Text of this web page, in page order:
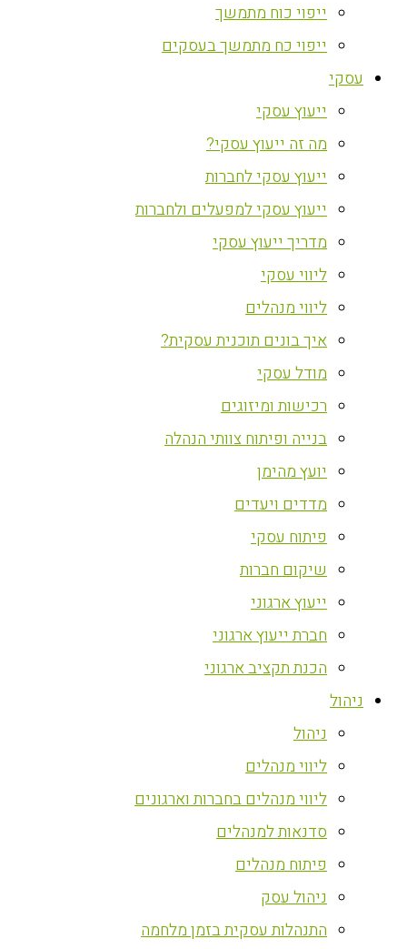
ייפוי כוח מתמשך
ייפוי כח מתמשך בעסקים
עסקי
ייעוץ עסקי
מה זה ייעוץ עסקי?
ייעוץ עסקי לחברות
ייעוץ עסקי למפעלים ולחברות
מדריך ייעוץ עסקי
ליווי עסקי
ליווי מנהלים
איך בונים תוכנית עסקית?
מודל עסקי
רכישות ומיזוגים
בנייה ופיתוח צוותי הנהלה
יועץ מהימן
מדדים ויעדים
פיתוח עסקי
שיקום חברות
ייעוץ ארגוני
חברת ייעוץ ארגוני
הכנת תקציב ארגוני
ניהול
ניהול
ליווי מנהלים
ליווי מנהלים בחברות וארגונים
סדנאות למנהלים
פיתוח מנהלים
ניהול עסק
התנהלות עסקית בזמן מלחמה